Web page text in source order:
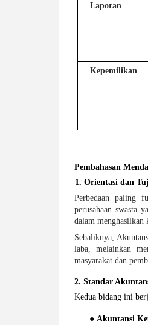
Laporan
Kepemilikan
Pembahasan
1. Orientasi dan
Perbedaan paling
perusahaan swasta
dalam
Sebaliknya,
laba, melainkan
masyarakat dan
2. Standar
Kedua bidang ini
● Akuntansi